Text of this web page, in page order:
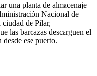
una planta de almacenaje
Nacional de
de Pilar,
las barcazas descarguen el
ese puerto.